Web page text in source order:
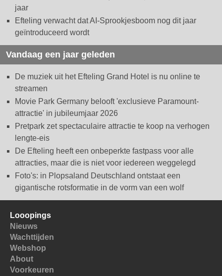
jaar
Efteling verwacht dat AI-Sprookjesboom nog dit jaar
geïntroduceerd wordt
Vandaag een jaar geleden
De muziek uit het Efteling Grand Hotel is nu online te
streamen
Movie Park Germany belooft 'exclusieve Paramount-
attractie' in jubileumjaar 2026
Pretpark zet spectaculaire attractie te koop na verhogen
lengte-eis
De Efteling heeft een onbeperkte fastpass voor alle
attracties, maar die is niet voor iedereen weggelegd
Foto's: in Plopsaland Deutschland ontstaat een
gigantische rotsformatie in de vorm van een wolf
Looopings
Nieuws
Wachttijden
Webshop
About
Voorkeuren